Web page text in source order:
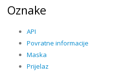
Oznake
API
Povratne informacije
Maska
Prijelaz